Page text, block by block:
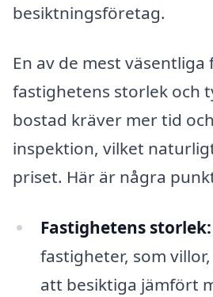
besiktningsföretag.
En av de mest
fastighetens storlek och
bostad kräver mer tid
inspektion, vilket
priset. Här är några
Fastighetens storlek:
fastigheter, som
att besiktiga jämfört